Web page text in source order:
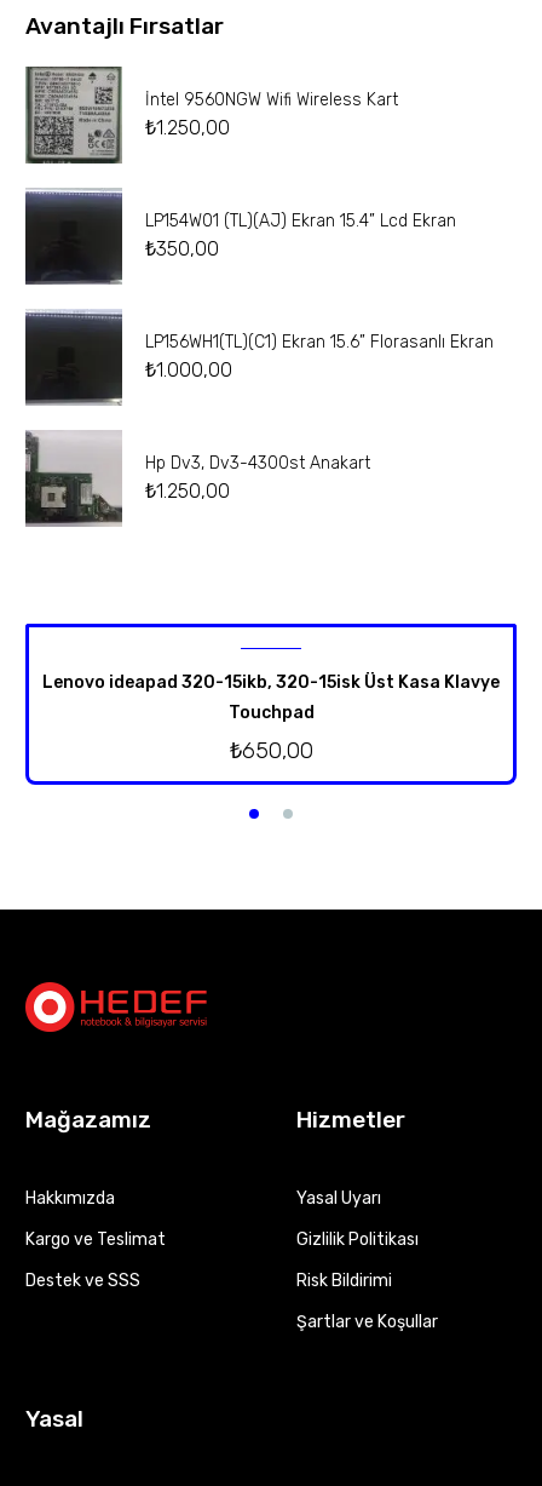
Avantajlı Fırsatlar
İntel 9560NGW Wifi Wireless Kart
₺1.250,00
LP154W01 (TL)(AJ) Ekran 15.4” Lcd Ekran
₺350,00
LP156WH1(TL)(C1) Ekran 15.6” Florasanlı Ekran
₺1.000,00
Hp Dv3, Dv3-4300st Anakart
₺1.250,00
Lenovo ideapad 320-15ikb, 320-15isk Üst Kasa Klavye
Touchpad
₺650,00
Mağazamız
Hakkımızda
Kargo ve Teslimat
Destek ve SSS
Hizmetler
Yasal Uyarı
Gizlilik Politikası
Risk Bildirimi
Şartlar ve Koşullar
Yasal